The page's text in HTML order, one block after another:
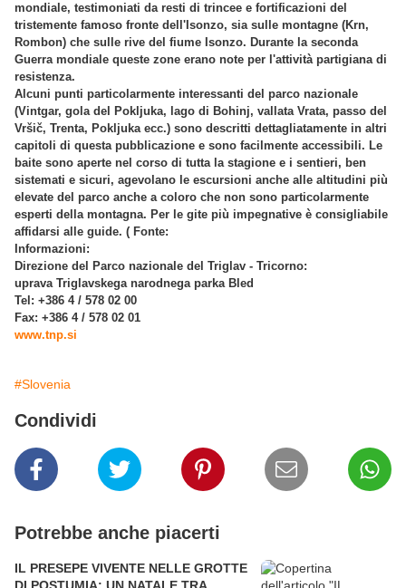
mondiale, testimoniati da resti di trincee e fortificazioni del
tristemente famoso fronte dell'Isonzo, sia sulle montagne (Krn,
Rombon) che sulle rive del fiume Isonzo. Durante la seconda
Guerra mondiale queste zone erano note per l'attività partigiana di
resistenza.
Alcuni punti particolarmente interessanti del parco nazionale
(Vintgar, gola del Pokljuka, lago di Bohinj, vallata Vrata, passo del
Vršič, Trenta, Pokljuka ecc.) sono descritti dettagliatamente in altri
capitoli di questa pubblicazione e sono facilmente accessibili. Le
baite sono aperte nel corso di tutta la stagione e i sentieri, ben
sistemati e sicuri, agevolano le escursioni anche alle altitudini più
elevate del parco anche a coloro che non sono particolarmente
esperti della montagna. Per le gite più impegnative è consigliabile
affidarsi alle guide. ( Fonte:
Informazioni:
Direzione del Parco nazionale del Triglav - Tricorno:
uprava Triglavskega narodnega parka Bled
Tel: +386 4 / 578 02 00
Fax: +386 4 / 578 02 01
www.tnp.si
#Slovenia
Condividi
Potrebbe anche piacerti
IL PRESEPE VIVENTE NELLE GROTTE